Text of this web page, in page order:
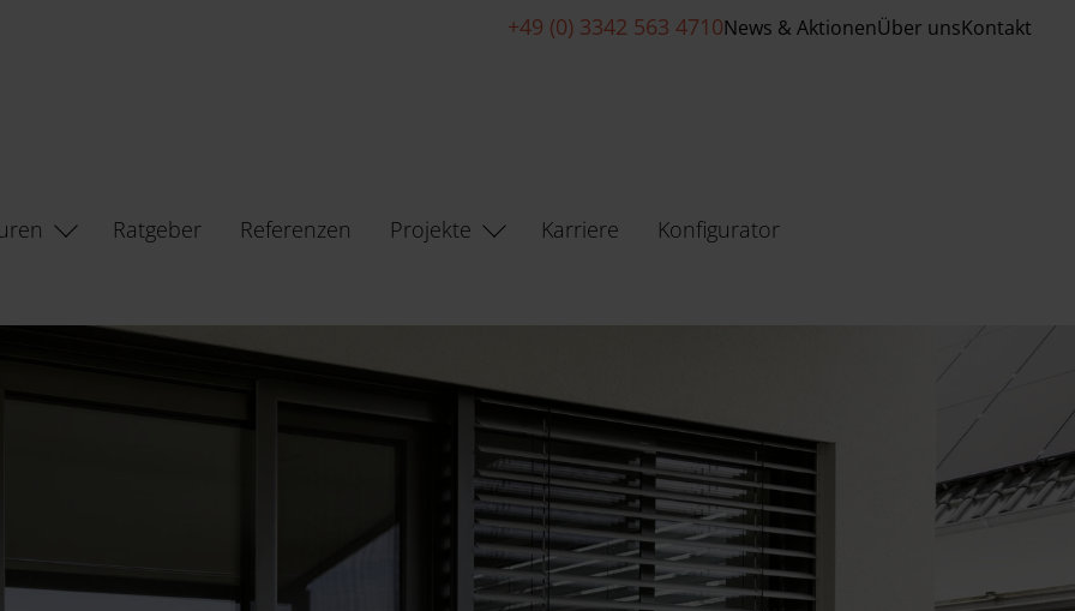
+49 (0) 3342 563 4710News & AktionenÜber unsKontakt
Ratgeber Referenzen Projekte Karriere Konfigurator